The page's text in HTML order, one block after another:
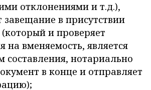
отклонениями и т.д.),
завещание в присутствии
и проверяет
на вменяемость, является
составления, нотариально
в конце и отправляет